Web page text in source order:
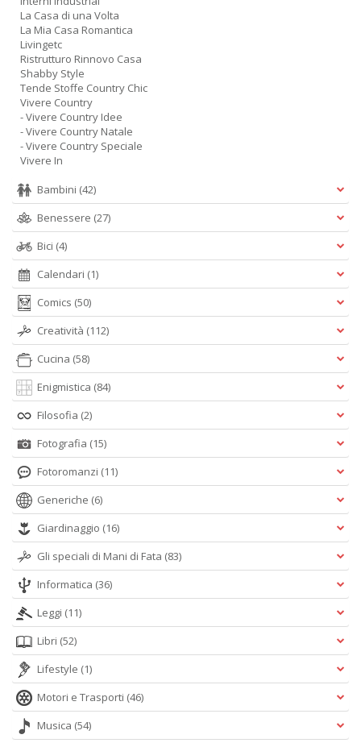
La Casa di una Volta
La Mia Casa Romantica
Livingetc
Ristrutturo Rinnovo Casa
Shabby Style
Tende Stoffe Country Chic
Vivere Country
- Vivere Country Idee
- Vivere Country Natale
- Vivere Country Speciale
Vivere In
Bambini (42)
Benessere (27)
Bici (4)
Calendari (1)
Comics (50)
Creatività (112)
Cucina (58)
Enigmistica (84)
Filosofia (2)
Fotografia (15)
Fotoromanzi (11)
Generiche (6)
Giardinaggio (16)
Gli speciali di Mani di Fata (83)
Informatica (36)
Leggi (11)
Libri (52)
Lifestyle (1)
Motori e Trasporti (46)
Musica (54)